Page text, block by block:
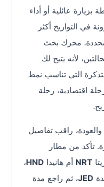
عائلية أو أداء
أكثر
محرك بحث
يتيح لك
التي تناسب نمط
رحلة
راقب تفاصيل
من مطار
أم هانيدا HND
، ثم راجع مدة